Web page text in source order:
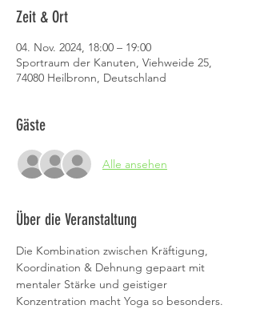
Zeit & Ort
04. Nov. 2024, 18:00 – 19:00
Sportraum der Kanuten, Viehweide 25,
74080 Heilbronn, Deutschland
Gäste
Alle ansehen
Über die Veranstaltung
Die Kombination zwischen Kräftigung,
Koordination & Dehnung gepaart mit
mentaler Stärke und geistiger
Konzentration macht Yoga so besonders.